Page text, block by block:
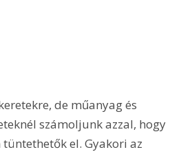
de műanyag és
számoljunk azzal, hogy
el. Gyakori az